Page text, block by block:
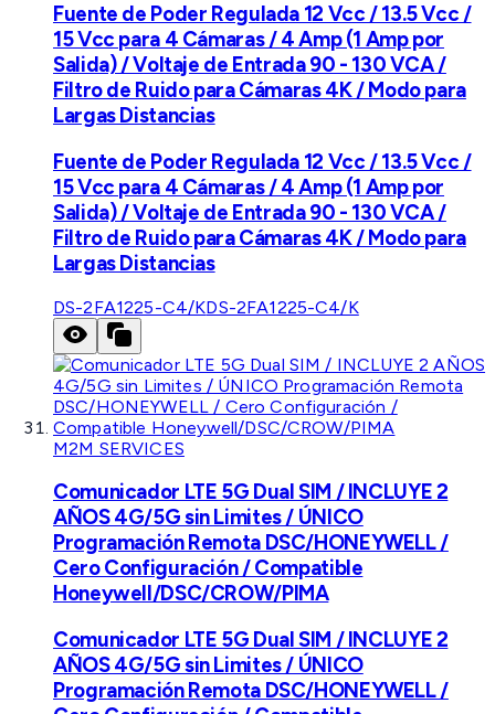
Fuente de Poder Regulada 12 Vcc / 13.5 Vcc /
15 Vcc para 4 Cámaras / 4 Amp (1 Amp por
Salida) / Voltaje de Entrada 90 - 130 VCA /
Filtro de Ruido para Cámaras 4K / Modo para
Largas Distancias
Fuente de Poder Regulada 12 Vcc / 13.5 Vcc /
15 Vcc para 4 Cámaras / 4 Amp (1 Amp por
Salida) / Voltaje de Entrada 90 - 130 VCA /
Filtro de Ruido para Cámaras 4K / Modo para
Largas Distancias
DS-2FA1225-C4/KDS-2FA1225-C4/K
M2M SERVICES
Comunicador LTE 5G Dual SIM / INCLUYE 2
AÑOS 4G/5G sin Limites / ÚNICO
Programación Remota DSC/HONEYWELL /
Cero Configuración / Compatible
Honeywell/DSC/CROW/PIMA
Comunicador LTE 5G Dual SIM / INCLUYE 2
AÑOS 4G/5G sin Limites / ÚNICO
Programación Remota DSC/HONEYWELL /